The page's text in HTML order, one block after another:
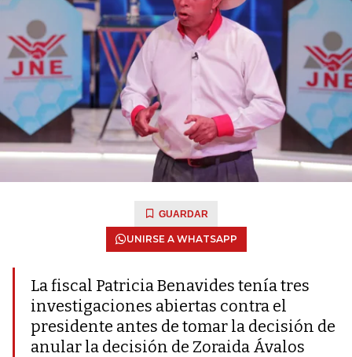
GUARDAR
UNIRSE A WHATSAPP
La fiscal Patricia Benavides tenía tres
investigaciones abiertas contra el
presidente antes de tomar la decisión de
anular la decisión de Zoraida Ávalos